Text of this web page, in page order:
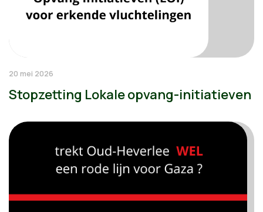
20 mei 2026
Stopzetting Lokale opvang-initiatieven